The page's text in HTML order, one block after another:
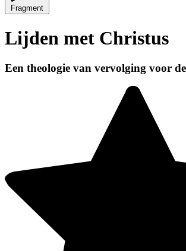
Fragment
Lijden met Christus
Een theologie van vervolging voor